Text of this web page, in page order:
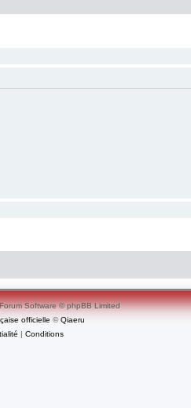
Software © phpBB Limited
officielle ©Qiaeru
| Conditions